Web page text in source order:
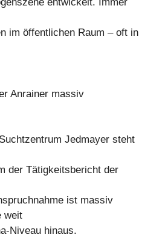
im öffentlichen Raum – oft in
Anrainer massiv
Jedmayer steht
der Tätigkeitsbericht der
ist massiv
weit
Niveau hinaus.